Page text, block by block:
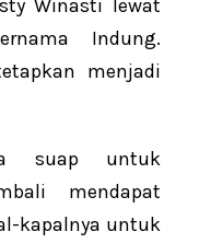
Winasti lewat
Indung.
menjadi
suap untuk
mendapat
kapalnya untuk